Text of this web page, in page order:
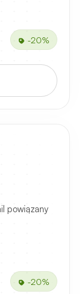
-20%
powiązany
-20%